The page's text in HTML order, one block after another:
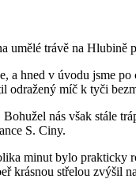
trávě na Hlubině
hned v úvodu jsme
míč k tyči
nás však stále
S. Ciny.
minut bylo
krásnou střelou zvýšil